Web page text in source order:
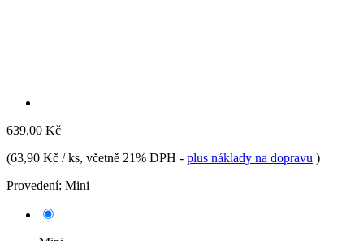
639,00 Kč
(63,90 Kč / ks, včetně 21% DPH - plus náklady na dopravu )
Provedení: Mini